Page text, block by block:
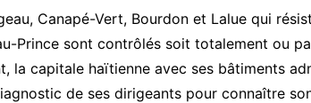
Canapé-Vert, Bourdon et Lalue qui
Prince sont contrôlés soit totalement ou
la capitale haïtienne avec ses bâtiments
de ses dirigeants pour connaître